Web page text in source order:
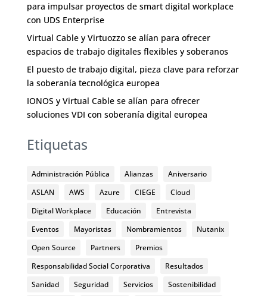
para impulsar proyectos de smart digital workplace
con UDS Enterprise
Virtual Cable y Virtuozzo se alían para ofrecer
espacios de trabajo digitales flexibles y soberanos
El puesto de trabajo digital, pieza clave para reforzar
la soberanía tecnológica europea
IONOS y Virtual Cable se alían para ofrecer
soluciones VDI con soberanía digital europea
Etiquetas
Administración Pública Alianzas
Aniversario
ASLAN
AWS Azure CIEGE
Cloud
Digital Workplace
Educación
Entrevista
Eventos
Mayoristas Nombramientos
Nutanix
Open Source
Partners
Premios
Responsabilidad Social Corporativa
Resultados
Sanidad
Seguridad Servicios Sostenibilidad